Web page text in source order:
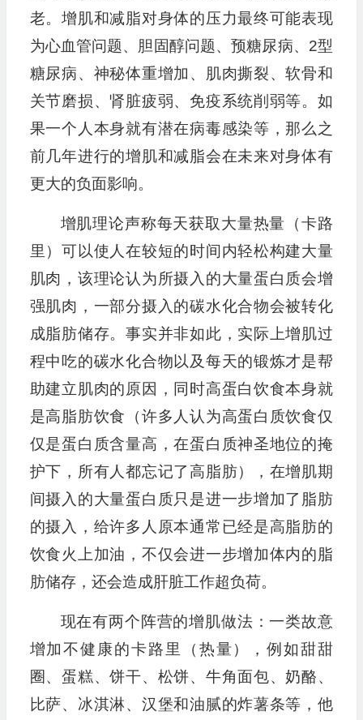
老。增肌和减脂对身体的压力最终可能表现
为心血管问题、胆固醇问题、预糖尿病、2型
糖尿病、神秘体重增加、肌肉撕裂、软骨和
关节磨损、肾脏疲弱、免疫系统削弱等。如
果一个人本身就有潜在病毒感染等，那么之
前几年进行的增肌和减脂会在未来对身体有
更大的负面影响。
增肌理论声称每天获取大量热量（卡路
里）可以使人在较短的时间内轻松构建大量
肌肉，该理论认为所摄入的大量蛋白质会增
强肌肉，一部分摄入的碳水化合物会被转化
成脂肪储存。事实并非如此，实际上增肌过
程中吃的碳水化合物以及每天的锻炼才是帮
助建立肌肉的原因，同时高蛋白饮食本身就
是高脂肪饮食（许多人认为高蛋白质饮食仅
仅是蛋白质含量高，在蛋白质神圣地位的掩
护下，所有人都忘记了高脂肪），在增肌期
间摄入的大量蛋白质只是进一步增加了脂肪
的摄入，给许多人原本通常已经是高脂肪的
饮食火上加油，不仅会进一步增加体内的脂
肪储存，还会造成肝脏工作超负荷。
现在有两个阵营的增肌做法：一类故意
增加不健康的卡路里（热量），例如甜甜
圈、蛋糕、饼干、松饼、牛角面包、奶酪、
比萨、冰淇淋、汉堡和油腻的炸薯条等，他